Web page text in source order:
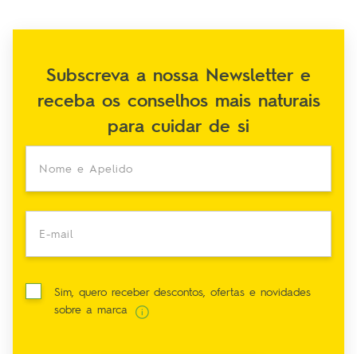
Subscreva a nossa Newsletter e
receba os conselhos mais naturais
para cuidar de si
Nome e Apelido
E-mail
Sim, quero receber descontos, ofertas e novidades
sobre a marca